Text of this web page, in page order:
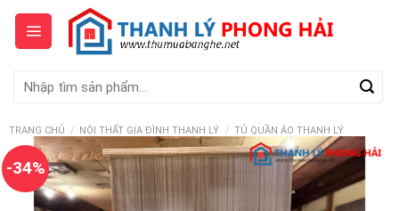
Skip
content
kiếm:
TRANG CHỦ / NỘI THẤT GIA ĐÌNH THANH LÝ / TỦ QUẦN ÁO THANH LÝ
-34%